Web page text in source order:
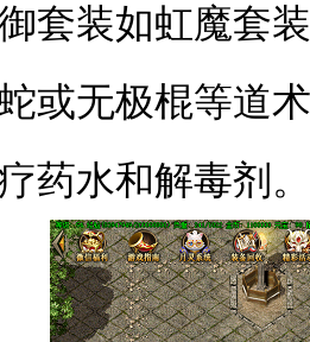
套装如虹魔套
或无极棍等道
药水和解毒剂。